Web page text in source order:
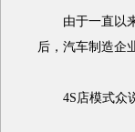
由于一直以来
后，汽车制造企
4S店模式众